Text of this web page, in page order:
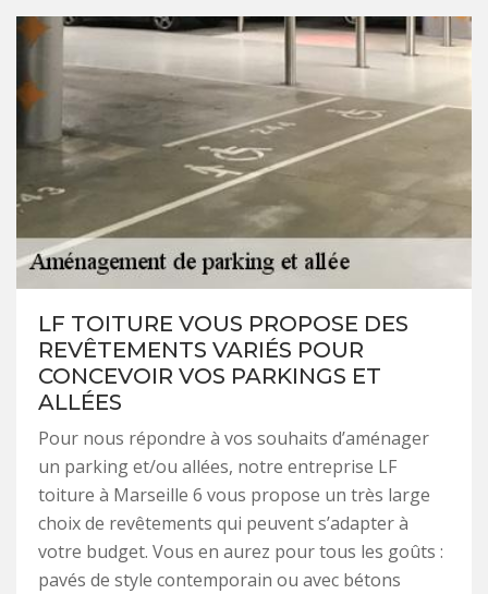
LF TOITURE VOUS PROPOSE DES
REVÊTEMENTS VARIÉS POUR
CONCEVOIR VOS PARKINGS ET
ALLÉES
Pour nous répondre à vos souhaits d’aménager
un parking et/ou allées, notre entreprise LF
toiture à Marseille 6 vous propose un très large
choix de revêtements qui peuvent s’adapter à
votre budget. Vous en aurez pour tous les goûts :
pavés de style contemporain ou avec bétons